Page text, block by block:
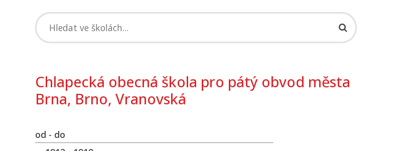
Chlapecká obecná škola pro pátý obvod města
Brna, Brno, Vranovská
od - do